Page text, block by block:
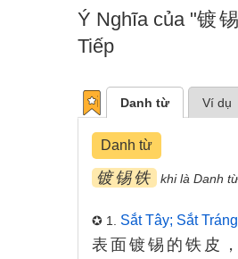
Ý Nghĩa của "镀
Tiếp
Danh từ Ví dụ
Danh từ
镀锡铁 khi là Danh
✪ 1. Sắt Tây; Sắt
表面镀锡的铁皮